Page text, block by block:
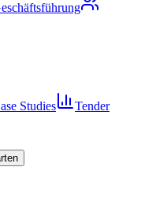
Studies
Tender